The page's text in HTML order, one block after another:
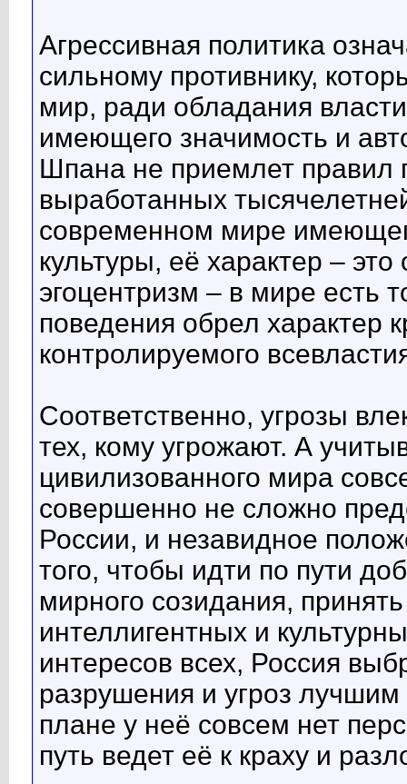
Агрессивная политика
сильному противнику,
мир, ради обладания
имеющего значимость и
Шпана не приемлет правил
выработанных
современном мире
культуры, её характер –
эгоцентризм – в мире есть
поведения обрел характер
контролируемого
Соответственно, угрозы
тех, кому угрожают. А
цивилизованного мира
совершенно не сложно
России, и незавидное
того, чтобы идти по пути
мирного созидания,
интеллигентных и
интересов всех, Россия
разрушения и угроз
плане у неё совсем нет
путь ведет её к краху и